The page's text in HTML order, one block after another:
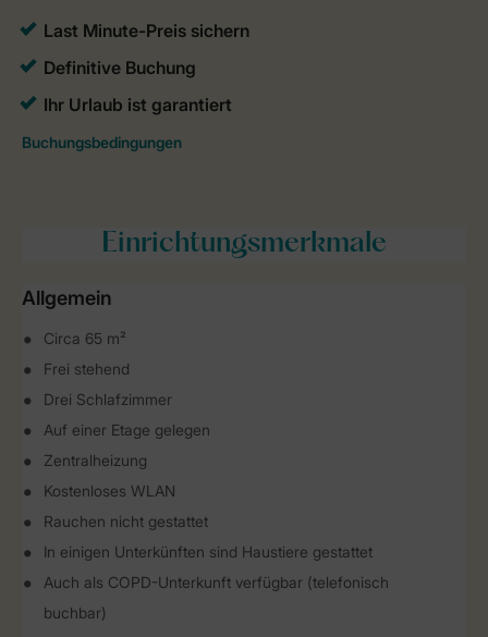
Einrichtungsmerkmale
Allgemein
Circa 65 m²
Frei stehend
Drei Schlafzimmer
Auf einer Etage gelegen
Zentralheizung
Kostenloses WLAN
Rauchen nicht gestattet
In einigen Unterkünften sind Haustiere gestattet
Auch als COPD-Unterkunft verfügbar (telefonisch
buchbar)